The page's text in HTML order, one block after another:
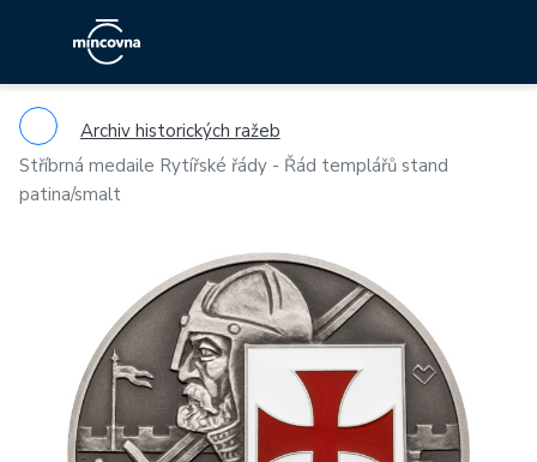
Archiv historických ražeb
Stříbrná medaile Rytířské řády - Řád templářů stand
patina/smalt